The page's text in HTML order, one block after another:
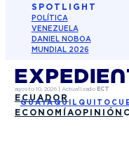
SPOTLIGHT
POLÍTICA
VENEZUELA
DANIEL NOBOA
MUNDIAL 2026
agosto 10, 2026| Actualizado ECT
ECUADOR
GUAYAQUIL QUITO
ECONOMÍAOPINIÓN